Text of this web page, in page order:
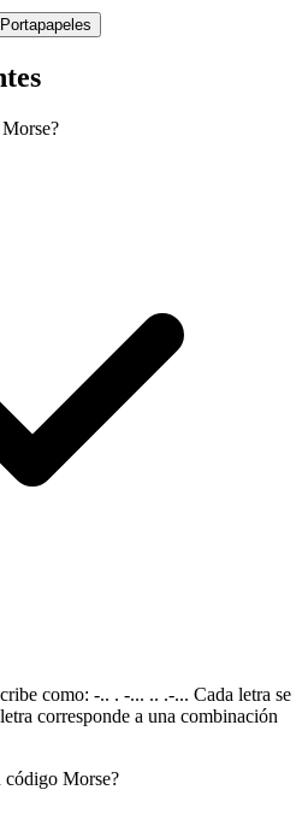
como: -.. . -... .. .-... Cada letra se
corresponde a una combinación
código Morse?